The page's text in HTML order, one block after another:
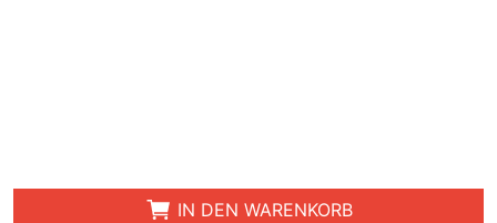
IN DEN WARENKORB